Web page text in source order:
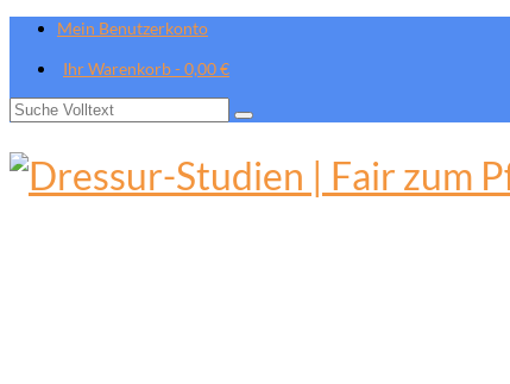
Mein Benutzerkonto
Ihr Warenkorb-0,00€
Suche